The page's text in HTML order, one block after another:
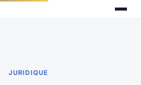
JURIDIQUE